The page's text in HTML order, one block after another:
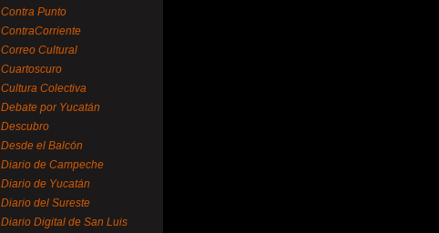
Contra Punto
ContraCorriente
Correo Cultural
Cuartoscuro
Cultura Colectiva
Debate por Yucatán
Descubro
Desde el Balcón
Diario de Campeche
Diario de Yucatán
Diario del Sureste
Diario Digital de San Luis